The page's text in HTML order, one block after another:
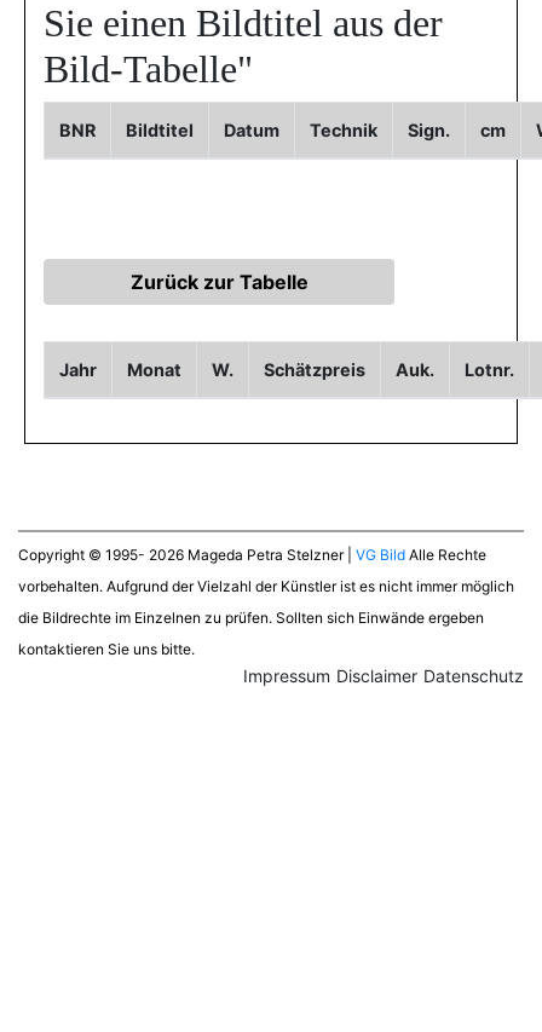
Sie einen Bildtitel aus der
Bild-Tabelle"
BNR Bildtitel Datum Technik Sign. cm
Jahr Monat W. Schätzpreis Auk. Lotnr.
Copyright © 1995- 2026 Mageda Petra Stelzner | VG Bild Alle Rechte
vorbehalten. Aufgrund der Vielzahl der Künstler ist es nicht immer möglich
die Bildrechte im Einzelnen zu prüfen. Sollten sich Einwände ergeben
kontaktieren Sie uns bitte.
Datenschutz
Disclaimer
Impressum